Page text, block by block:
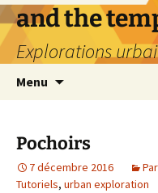
Aller
au
contenu
and the
Explorations
Menu
Pochoirs
7 décembre 2016
Tutoriels, urban exploration